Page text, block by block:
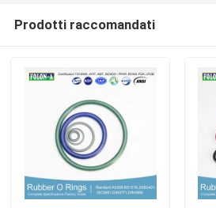
Prodotti raccomandati